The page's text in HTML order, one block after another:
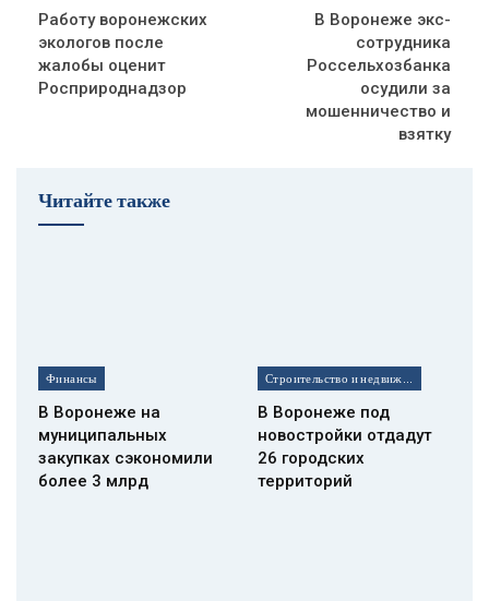
Работу воронежских
экологов после
жалобы оценит
Росприроднадзор
В Воронеже экс-
сотрудника
Россельхозбанка
осудили за
мошенничество и
взятку
Читайте также
Финансы
В Воронеже на
муниципальных
закупках сэкономили
более 3 млрд
В Воронеже под
новостройки отдадут
26 городских
территорий